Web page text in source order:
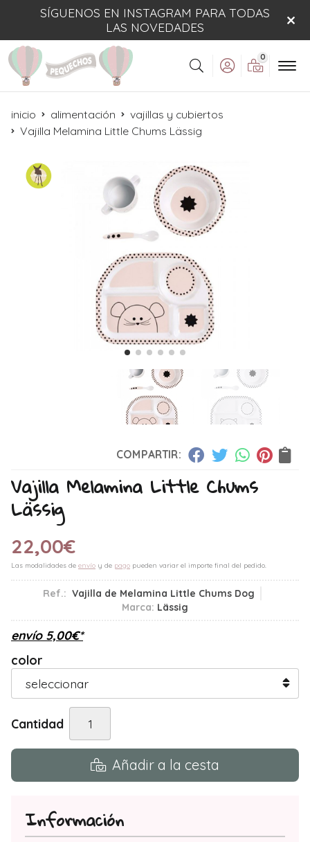
SÍGUENOS EN INSTAGRAM PARA TODAS
LAS NOVEDADES
Buscar
0
inicio alimentación
vajillas y cubiertos
Vajilla Melamina Little Chums Lässig
COMPARTIR:
Vajilla Melamina Little Chums
Lässig
22,00€
Las modalidades de envío y de pago pueden variar el importe final del pedido.
Ref.: Vajilla de Melamina Little Chums Dog
Marca: Lässig
envío 5,00€*
color
Cantidad
Añadir a la cesta
Información